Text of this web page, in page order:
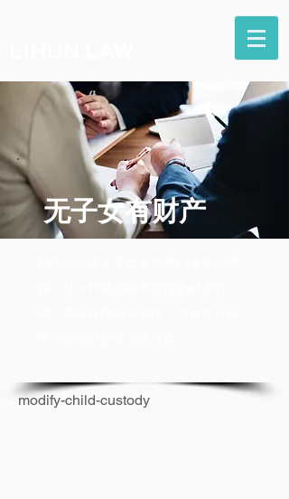
无子女有财产
modify-child-custody